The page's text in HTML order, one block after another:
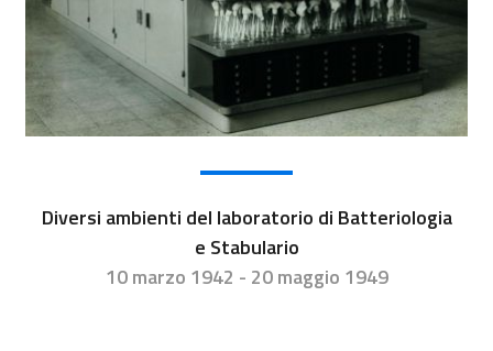
Diversi ambienti del laboratorio di Batteriologia
e Stabulario
10 marzo 1942 - 20 maggio 1949